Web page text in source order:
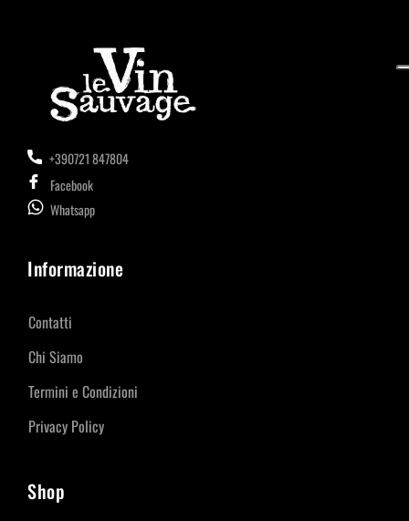
+390721 847804
Facebook
Whatsapp
Informazione
Contatti
Chi Siamo
Termini e Condizioni
Privacy Policy
Shop